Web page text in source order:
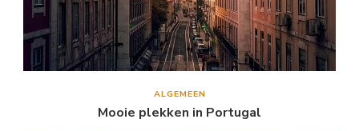
ALGEMEEN
Mooie plekken in Portugal